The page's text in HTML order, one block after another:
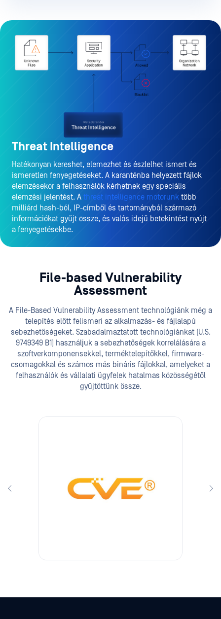
Threat Intelligence
Hatékonyan kereshet, elemezhet és észlelhet ismert és
ismeretlen fenyegetéseket. A karanténba helyezett fájlok
elemzésekor a felhasználók kérhetnek egy speciális
elemzési jelentést. A threat intelligence motorunk több
milliárd hash-ból, IP-címből és tartományból származó
információkat gyűjt össze, és valós idejű betekintést nyújt
a fenyegetésekbe.
File-based Vulnerability
Assessment
A File-Based Vulnerability Assessment technológiánk még a
telepítés előtt felismeri az alkalmazás- és fájlalapú
sebezhetőségeket. Szabadalmaztatott technológiánkat (U.S.
9749349 B1) használjuk a sebezhetőségek korrelálására a
szoftverkomponensekkel, terméktelepítőkkel, firmware-
csomagokkal és számos más bináris fájlokkal, amelyeket a
felhasználók és vállalati ügyfelek hatalmas közösségétől
gyűjtöttünk össze.